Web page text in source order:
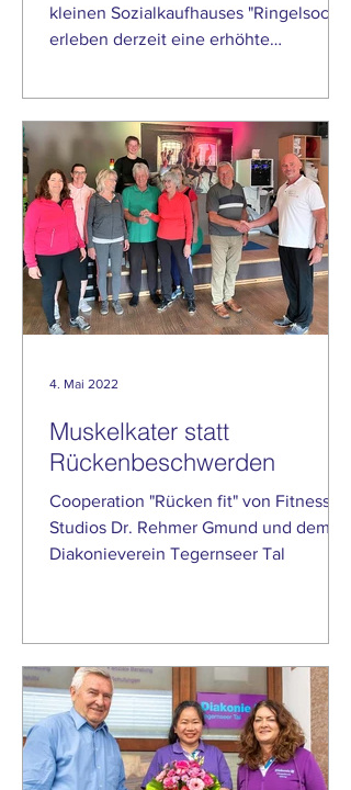
kleinen Sozialkaufhauses "Ringelsocke"
erleben derzeit eine erhöhte
Muskelkater statt
Rückenbeschwerden
Cooperation "Rücken fit" von Fitness-
Studios Dr. Rehmer Gmund und dem
Diakonieverein Tegernseer Tal
4. Mai 2022